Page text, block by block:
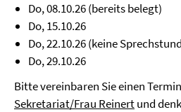
Do, 08.10.26 (bereits belegt)
Do, 15.10.26
Do, 22.10.26 (keine
Do, 29.10.26
Bitte vereinbaren Sie einen
Sekretariat/Frau Reinertund